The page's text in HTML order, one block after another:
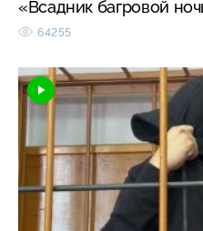
«Всадник багровой
64255